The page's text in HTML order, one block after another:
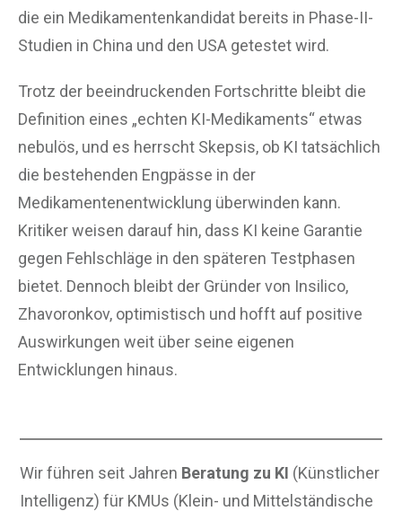
die ein Medikamentenkandidat bereits in Phase-II-
Studien in China und den USA getestet wird.
Trotz der beeindruckenden Fortschritte bleibt die
Definition eines „echten KI-Medikaments“ etwas
nebulös, und es herrscht Skepsis, ob KI tatsächlich
die bestehenden Engpässe in der
Medikamentenentwicklung überwinden kann.
Kritiker weisen darauf hin, dass KI keine Garantie
gegen Fehlschläge in den späteren Testphasen
bietet. Dennoch bleibt der Gründer von Insilico,
Zhavoronkov, optimistisch und hofft auf positive
Auswirkungen weit über seine eigenen
Entwicklungen hinaus.
Wir führen seit Jahren Beratung zu KI (Künstlicher
Intelligenz) für KMUs (Klein- und Mittelständische